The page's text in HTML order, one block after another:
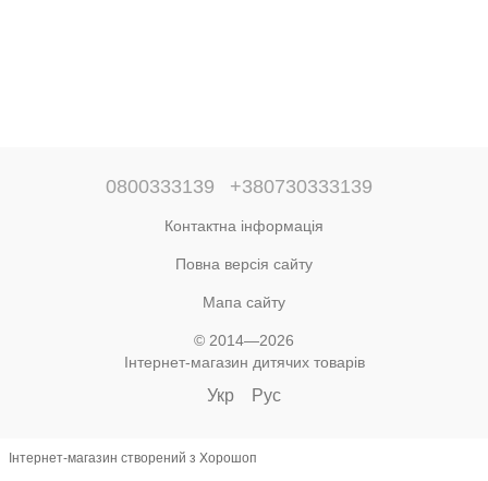
0800333139 +380730333139
Контактна інформація
Повна версія сайту
Мапа сайту
© 2014—2026
Інтернет-магазин дитячих товарів
Укр Рус
Інтернет-магазин створений з Хорошоп